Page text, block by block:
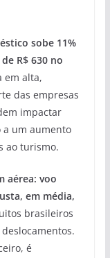
sobe 11%
R$ 630 no
em alta,
das empresas
impactar
a um aumento
ao turismo.
aérea: voo
em média,
brasileiros
é